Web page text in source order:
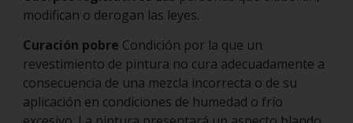
modifican o derogan las leyes.
Curación pobre Condición por la que un
revestimiento de pintura no cura adecuadamente a
consecuencia de una mezcla incorrecta o de su
aplicación en condiciones de humedad o frío